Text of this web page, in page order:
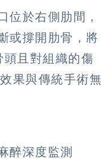
位於右側肋間，
或撐開肋骨，將
且對組織的傷
果與傳統手術無
醉深度監測